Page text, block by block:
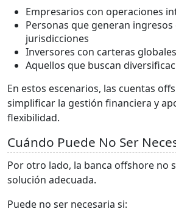
Empresarios con operaciones
Personas que generan
jurisdicciones
Inversores con carteras globales
Aquellos que buscan
En estos escenarios, las cuentas
simplificar la gestión financiera y
flexibilidad.
Cuándo Puede No Ser
Por otro lado, la banca offshore no
solución adecuada.
Puede no ser necesaria si: